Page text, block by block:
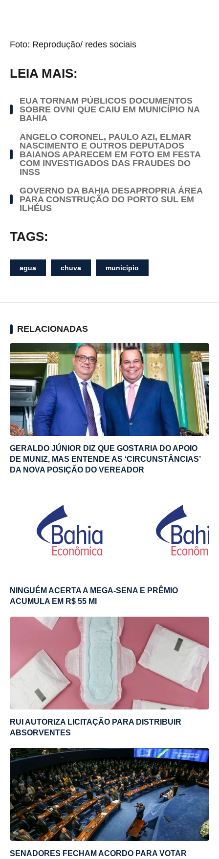
Foto: Reprodução/ redes sociais
LEIA MAIS:
EUA TORNAM PÚBLICOS DOCUMENTOS
SOBRE OVNI QUE CAIU EM MUNICÍPIO NA
BAHIA
ANGELO CORONEL, PAULO AZI, ELMAR
NASCIMENTO E OUTROS DEPUTADOS
BAIANOS APARECEM EM FOTO EM FESTA
COM INVESTIGADOS DAS FRAUDES DO
INSS
GOVERNO DA BAHIA DESAPROPRIA ÁREA
PARA CONSTRUÇÃO DO PORTO SUL EM
ILHÉUS
TAGS:
agua chuva municipio
RELACIONADAS
GERALDO JÚNIOR DIZ QUE GOSTARIA DO APOIO
DE MUNIZ, MAS ENTENDE AS ‘CIRCUNSTÂNCIAS’
DA NOVA POSIÇÃO DO VEREADOR
NINGUÉM ACERTA A MEGA-SENA E PRÊMIO
ACUMULA EM R$ 55 MI
RUI AUTORIZA LICITAÇÃO PARA DISTRIBUIR
ABSORVENTES
SENADORES FECHAM ACORDO PARA VOTAR